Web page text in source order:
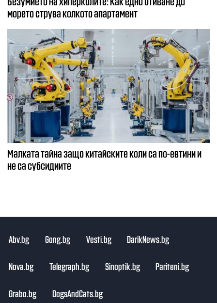
морето струва колкото апартамент
Малката тайна защо китайските коли са по-евтини и
не са субсидиите
Abv.bg Gong.bg Vesti.bg DarikNews.bg
Nova.bg Telegraph.bg Sinoptik.bg Pariteni.bg
Grabo.bg DogsAndCats.bg